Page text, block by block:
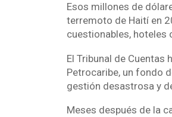
Esos millones de
terremoto de Haití en
cuestionables, hoteles
El Tribunal de
Petrocaribe, un fondo
gestión desastrosa y
Meses después de la